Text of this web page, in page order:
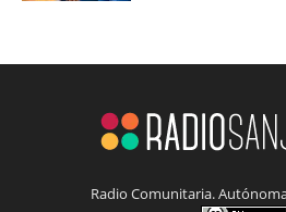
Radio Comunitaria.